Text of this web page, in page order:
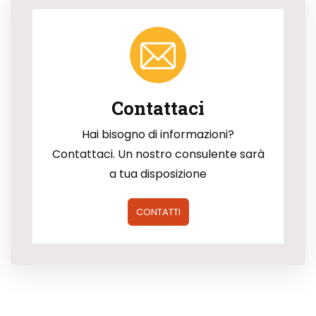
Contattaci
Hai bisogno di informazioni?
Contattaci. Un nostro consulente sarà
a tua disposizione
CONTATTI